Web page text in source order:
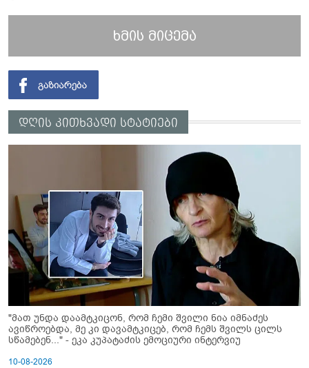
ხმის მიცემა
დღის კითხვადი სტატიები
"მათ უნდა დაამტკიცონ, რომ ჩემი შვილი ნია იმნაძეს
ავიწროებდა, მე კი დავამტკიცებ, რომ ჩემს შვილს ცილს
სწამებენ..." - ეკა კუპატაძის ემოციური ინტერვიუ
10-08-2026